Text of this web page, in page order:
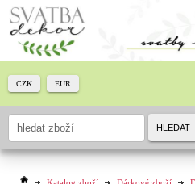
CZK EUR
HLEDAT